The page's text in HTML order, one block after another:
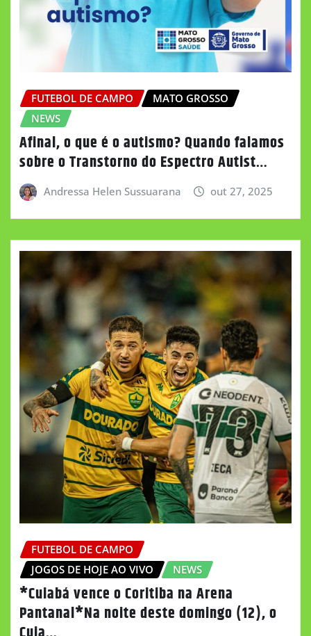
FUTEBOL DE CAMPO
MATO GROSSO
NEWS
Afinal, o que é o autismo? Quando falamos
sobre o Transtorno do Espectro Autist…
Andressa Helen Sussuarana out 27, 2025
FUTEBOL DE CAMPO
JOGOS DE HOJE AO VIVO
NEWS
*Cuiabá vence o Coritiba na Arena
Pantanal*Na noite deste domingo (12), o